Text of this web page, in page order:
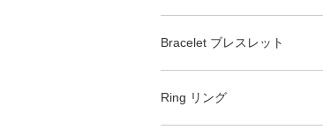
Bracelet ブレスレット
Ring リング